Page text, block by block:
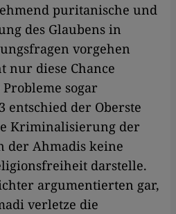
puritanische und
des Glaubens in
vorgehen
nur diese Chance
sogar
entschied der Oberste
Kriminalisierung der
der Ahmadis keine
darstelle.
argumentierten gar,
verletze die